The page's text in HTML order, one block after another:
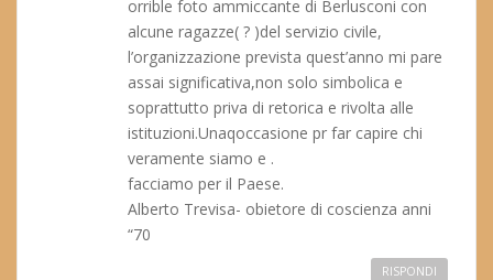
orrible foto ammiccante di Berlusconi con
alcune ragazze( ? )del servizio civile,
l’organizzazione prevista quest’anno mi pare
assai significativa,non solo simbolica e
soprattutto priva di retorica e rivolta alle
istituzioni.Unaqoccasione pr far capire chi
veramente siamo e .
facciamo per il Paese.
Alberto Trevisa- obietore di coscienza anni
“70
RISPONDI